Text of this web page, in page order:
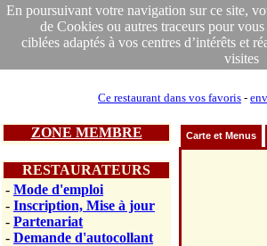
En poursuivant votre navigation sur ce site,
de Cookies ou autres traceurs pour
ciblées adaptés à vos centres d’intérêts et
visites
Ce restaurant dans vos favoris -
ZONE MEMBRE
RESTAURATEURS
- Mode d'emploi
- Inscription, Mise à jour
- Partenariat
- Demande d'autocollant
Carte et Menus